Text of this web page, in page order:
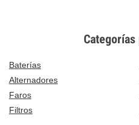
Baterías
Alternadores
Faros
Filtros